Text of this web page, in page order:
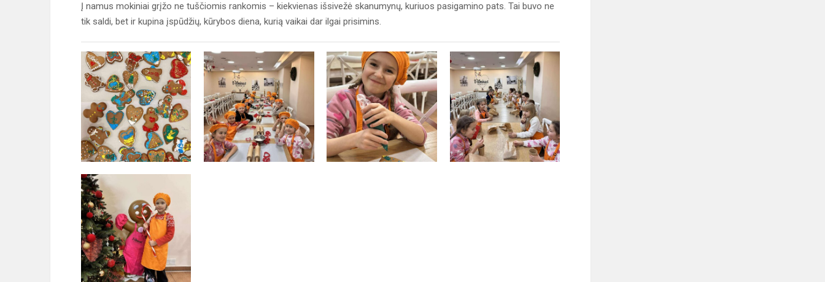
Į namus mokiniai grįžo ne tuščiomis rankomis – kiekvienas išsivežė skanumynų, kuriuos pasigamino pats. Tai buvo ne
tik saldi, bet ir kupina įspūdžių, kūrybos diena, kurią vaikai dar ilgai prisimins.